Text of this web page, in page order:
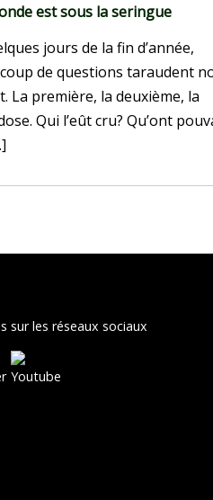
est sous la seringue
jours de la fin d’année,
de questions taraudent
La première, la deuxième, la
Qui l’eût cru? Qu’ont
sur les réseaux sociaux